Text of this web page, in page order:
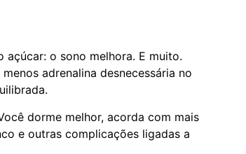
o sono melhora. E muito.
adrenalina desnecessária no
dorme melhor, acorda com mais
e outras complicações ligadas a